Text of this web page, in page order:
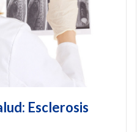
Esclerosis